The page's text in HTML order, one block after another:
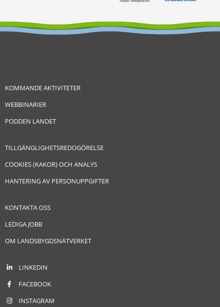
KOMMANDE AKTIVITETER
WEBBINARIER
PODDEN LANDET
TILLGÄNGLIGHETSREDOGÖRELSE
COOKIES (KAKOR) OCH ANALYS
HANTERING AV PERSONUPPGIFTER
KONTAKTA OSS
LEDIGA JOBB
OM LANDSBYGDSNÄTVERKET
LINKEDIN
FACEBOOK
INSTAGRAM